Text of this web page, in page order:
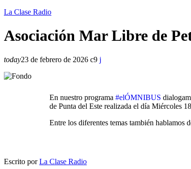
La Clase Radio
Asociación Mar Libre de
today23 de febrero de 2026 9
En nuestro programa #elÓMNIBUS
de Punta del Este realizada el día Miércoles
Entre los diferentes temas también hablamos
Escrito porLa Clase Radio